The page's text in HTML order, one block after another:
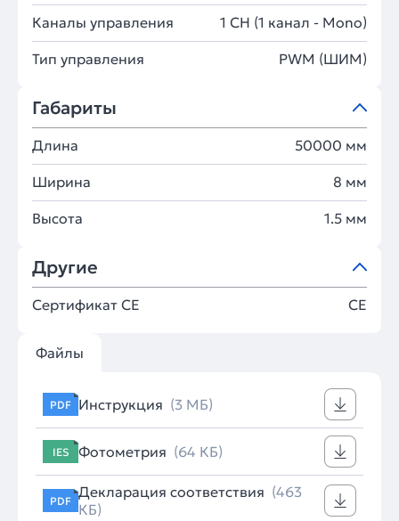
Каналы управления 1 CH (1 канал - Mono)
Тип управления PWM (ШИМ)
Габариты
Длина 50000 мм
Ширина 8 мм
Высота 1.5 мм
Другие
Сертификат CE CE
Файлы
PDF Инструкция (3 МБ)
IES Фотометрия (64 КБ)
PDF Декларация соответствия (463
КБ)